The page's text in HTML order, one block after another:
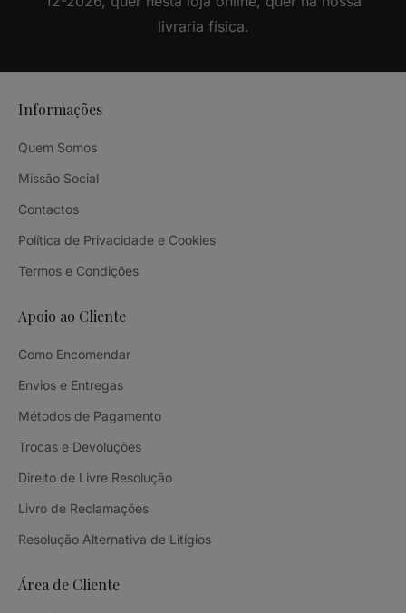
livraria física.
Informações
Quem Somos
Missão Social
Contactos
Política de Privacidade e Cookies
Termos e Condições
Apoio ao Cliente
Como Encomendar
Envios e Entregas
Métodos de Pagamento
Trocas e Devoluções
Direito de Livre Resolução
Livro de Reclamações
Resolução Alternativa de Litígios
Área de Cliente